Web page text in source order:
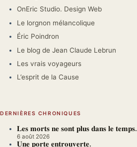
OnEric Studio. Design Web
Le lorgnon mélancolique
Éric Poindron
Le blog de Jean Claude Lebrun
Les vrais voyageurs
L’esprit de la Cause
DERNIÈRES CHRONIQUES
𝐋𝐞𝐬 𝐦𝐨𝐫𝐭𝐬 𝐧𝐞 𝐬𝐨𝐧𝐭 𝐩𝐥𝐮𝐬 𝐝𝐚𝐧𝐬 𝐥𝐞 𝐭𝐞𝐦𝐩𝐬.
6 août 2026
𝐔𝐧𝐞 𝐩𝐨𝐫𝐭𝐞 𝐞𝐧𝐭𝐫𝐨𝐮𝐯𝐞𝐫𝐭𝐞.